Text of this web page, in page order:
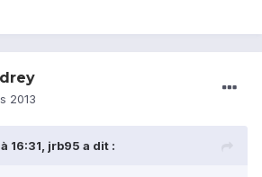
2013
16:31, jrb95 a dit :